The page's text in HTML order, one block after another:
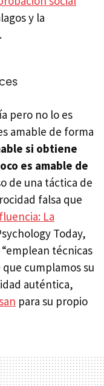
y la
pero no lo es
amable de forma
si obtiene
es amable de
de una táctica de
falsa que
La
Today,
técnicas
cumplamos su
auténtica,
para su propio